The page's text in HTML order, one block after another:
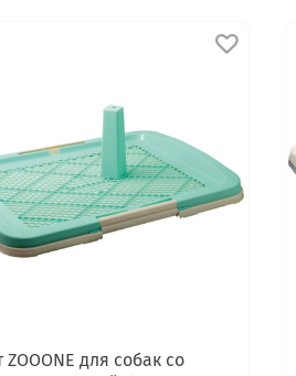
ZOOONE для собак со